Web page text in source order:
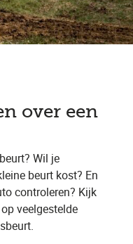
over een
Wil je
beurt kost? En
controleren? Kijk
veelgestelde